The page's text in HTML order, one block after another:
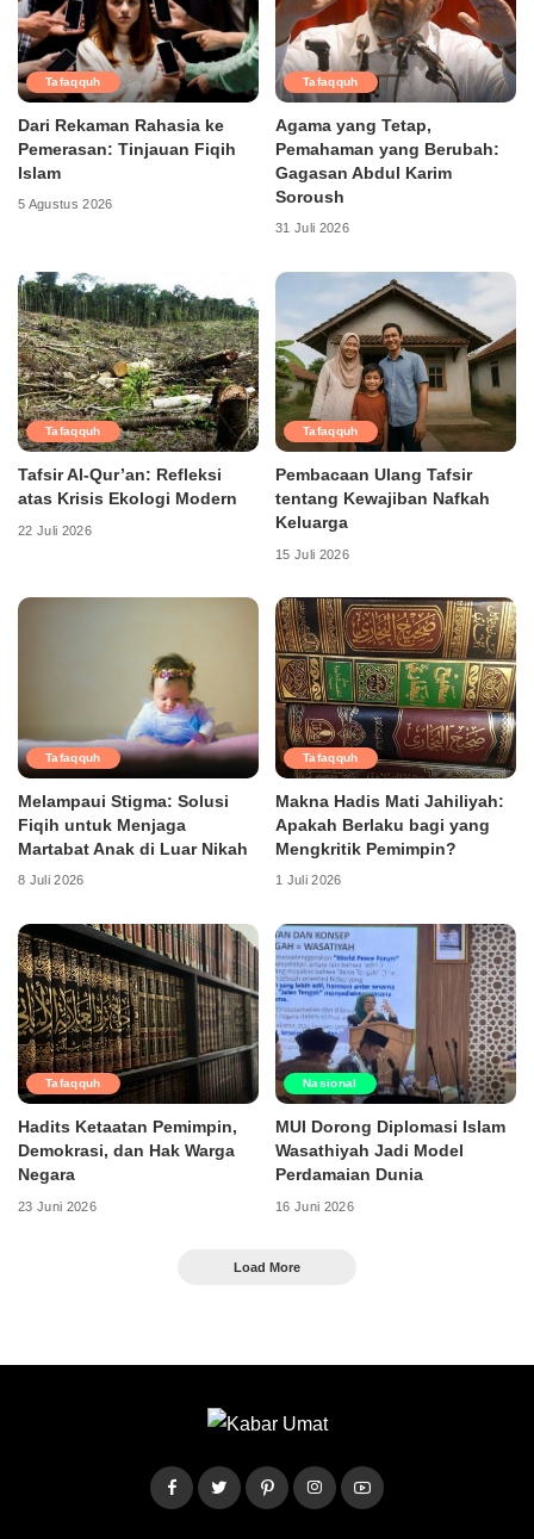
Tafaqquh
Dari Rekaman Rahasia ke
Pemerasan: Tinjauan Fiqih
Islam
5 Agustus 2026
Tafaqquh
Agama yang Tetap,
Pemahaman yang Berubah:
Gagasan Abdul Karim
Soroush
31 Juli 2026
Tafaqquh
Tafsir Al-Qur’an: Refleksi
atas Krisis Ekologi Modern
22 Juli 2026
Tafaqquh
Pembacaan Ulang Tafsir
tentang Kewajiban Nafkah
Keluarga
15 Juli 2026
Tafaqquh
Melampaui Stigma: Solusi
Fiqih untuk Menjaga
Martabat Anak di Luar Nikah
8 Juli 2026
Tafaqquh
Makna Hadis Mati Jahiliyah:
Apakah Berlaku bagi yang
Mengkritik Pemimpin?
1 Juli 2026
Tafaqquh
Hadits Ketaatan Pemimpin,
Demokrasi, dan Hak Warga
Negara
23 Juni 2026
Nasional
MUI Dorong Diplomasi Islam
Wasathiyah Jadi Model
Perdamaian Dunia
16 Juni 2026
Load More